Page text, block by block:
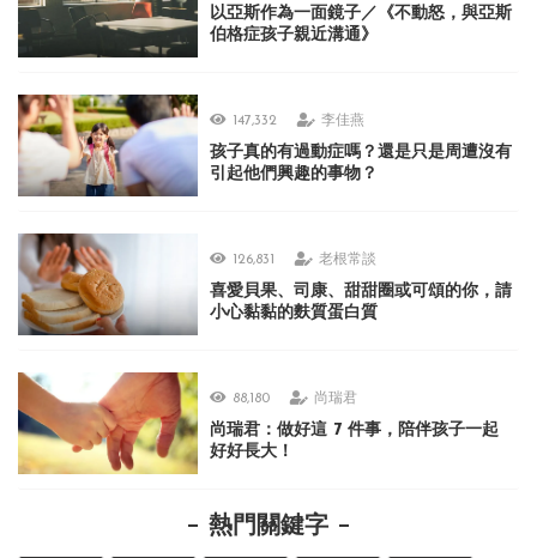
以亞斯作為一面鏡子／《不動怒，與亞斯
伯格症孩子親近溝通》
147,332 李佳燕
孩子真的有過動症嗎？還是只是周遭沒有
引起他們興趣的事物？
126,831 老根常談
喜愛貝果、司康、甜甜圈或可頌的你，請
小心黏黏的麩質蛋白質
88,180 尚瑞君
尚瑞君：做好這 7 件事，陪伴孩子一起
好好長大！
熱門關鍵字